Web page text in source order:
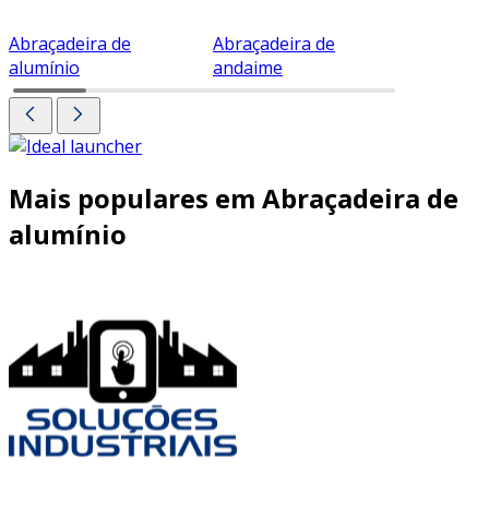
Abraçadeira de
alumínio
Abraçadeira de
andaime
Mais populares em Abraçadeira de
alumínio